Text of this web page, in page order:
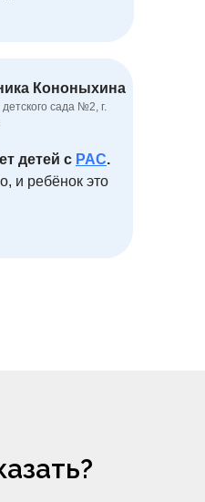
детей с РАС.
и ребёнок это
Кононыхина
сада №2, г.